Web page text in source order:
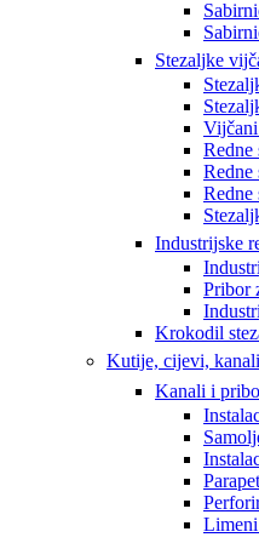
Stezaljke
Redne
Redne
Industrijske
Pribor
Krokodil
Kutije, cijevi, kanali
Kanali i